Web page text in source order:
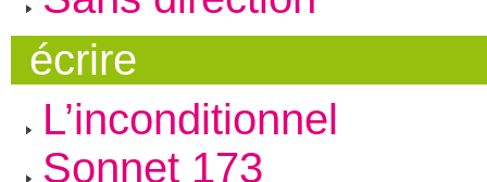
écrire
L’inconditionnel
Sonnet 173